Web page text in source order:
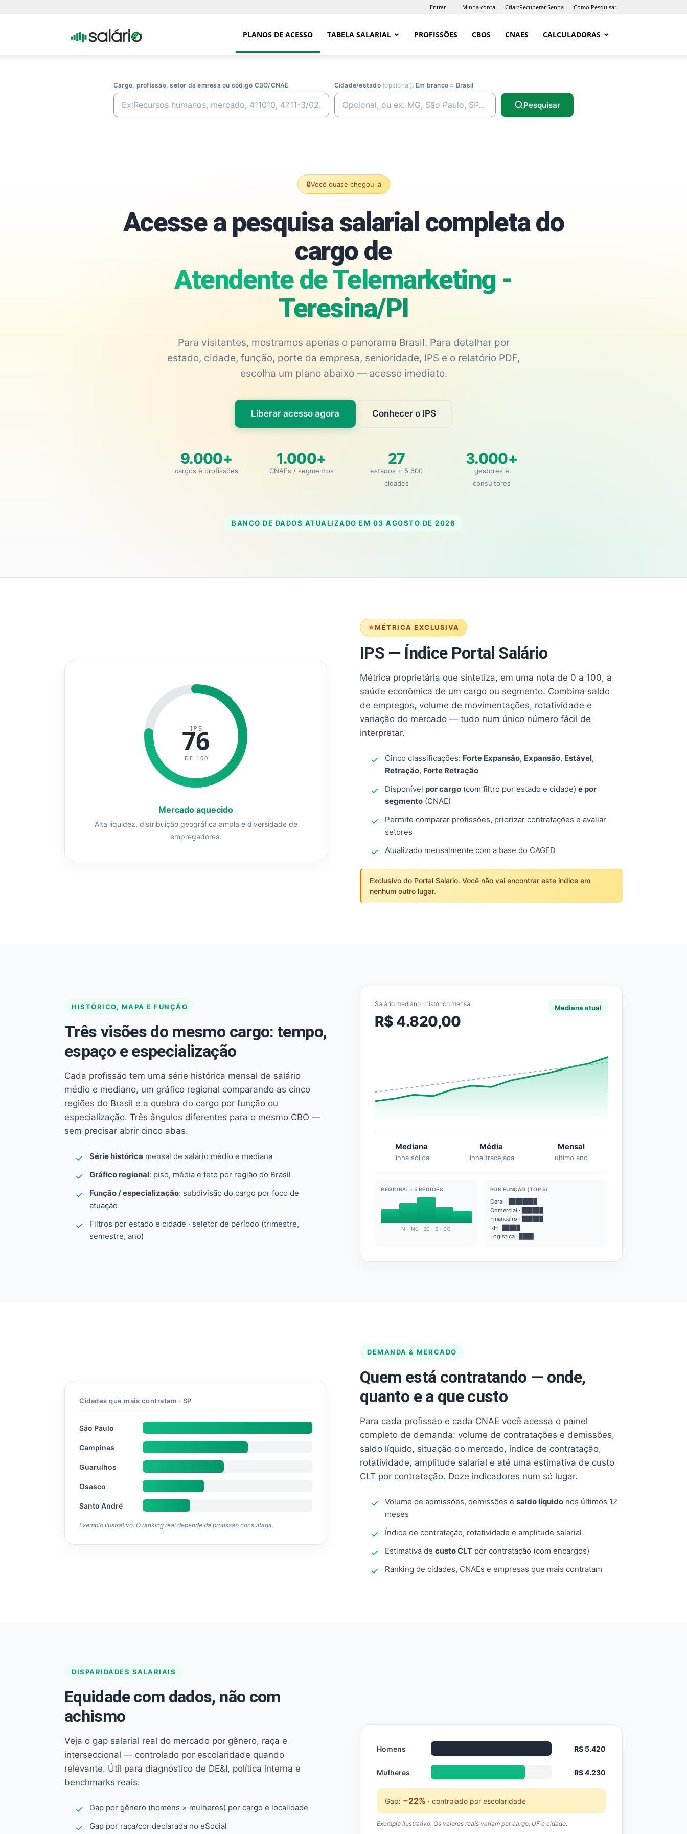
Entrar Minha conta Criar/Recuperar Senha Como Pesquisar
Portal PLANOS DE ACESSO TABELA SALARIAL PROFISSÕES CBOS CNAES CALCULADORAS
Cargo, profissão, setor da emresa ou código CBO/CNAE Cidade/estado (opcional). Em branco = Brasil
Pesquisar
🔒Você quase chegou lá
Acesse a pesquisa salarial completa do
cargo de
Atendente de Telemarketing -
Teresina/PI
Para visitantes, mostramos apenas o panorama Brasil. Para detalhar por
estado, cidade, função, porte da empresa, senioridade, IPS e o relatório PDF,
escolha um plano abaixo — acesso imediato.
Liberar acesso agora Conhecer o IPS
9.000+
cargos e profissões
1.000+
CNAEs / segmentos
27
estados + 5.600
cidades
3.000+
gestores e
consultores
BANCO DE DADOS ATUALIZADO EM 03 AGOSTO DE 2026
MÉTRICA EXCLUSIVA
IPS — Índice Portal Salário
Métrica proprietária que sintetiza, em uma nota de 0 a 100, a
saúde econômica de um cargo ou segmento. Combina saldo
de empregos, volume de movimentações, rotatividade e
variação do mercado — tudo num único número fácil de
interpretar.
Cinco classificações: Forte Expansão, Expansão, Estável,
Retração, Forte Retração
Disponível por cargo (com filtro por estado e cidade) e por
segmento (CNAE)
Permite comparar profissões, priorizar contratações e avaliar
setores
Atualizado mensalmente com a base do CAGED
Exclusivo do Portal Salário. Você não vai encontrar este índice em
nenhum outro lugar.
IPS
76
DE 100
Mercado aquecido
Alta liquidez, distribuição geográfica ampla e diversidade de
empregadores.
HISTÓRICO, MAPA E FUNÇÃO
Três visões do mesmo cargo: tempo,
espaço e especialização
Cada profissão tem uma série histórica mensal de salário
médio e mediano, um gráfico regional comparando as cinco
regiões do Brasil e a quebra do cargo por função ou
especialização. Três ângulos diferentes para o mesmo CBO —
sem precisar abrir cinco abas.
Série histórica mensal de salário médio e mediana
Gráfico regional: piso, média e teto por região do Brasil
Função / especialização: subdivisão do cargo por foco de
atuação
Filtros por estado e cidade · seletor de período (trimestre,
semestre, ano)
Salário mediano · histórico mensal
R$ 4.820,00
Mediana atual
Mediana
linha sólida
Média
linha tracejada
Mensal
último ano
REGIONAL · 5 REGIÕES
N · NE · SE · S · CO
POR FUNÇÃO (TOP 5)
Geral · ████████
Comercial · ██████
Financeiro · ██████
RH · █████
Logística · ████
DEMANDA & MERCADO
Quem está contratando — onde,
quanto e a que custo
Para cada profissão e cada CNAE você acessa o painel
completo de demanda: volume de contratações e demissões,
saldo líquido, situação do mercado, índice de contratação,
rotatividade, amplitude salarial e até uma estimativa de custo
CLT por contratação. Doze indicadores num só lugar.
Volume de admissões, demissões e saldo líquido nos últimos 12
meses
Índice de contratação, rotatividade e amplitude salarial
Estimativa de custo CLT por contratação (com encargos)
Ranking de cidades, CNAEs e empresas que mais contratam
Cidades que mais contratam · SP
São Paulo
Campinas
Guarulhos
Osasco
Santo André
Exemplo ilustrativo. O ranking real depende da profissão consultada.
DISPARIDADES SALARIAIS
Equidade com dados, não com
achismo
Veja o gap salarial real do mercado por gênero, raça e
interseccional — controlado por escolaridade quando
relevante. Útil para diagnóstico de DE&I, política interna e
benchmarks reais.
Gap por gênero (homens × mulheres) por cargo e localidade
Gap por raça/cor declarada no eSocial
Homens R$ 5.420
Mulheres R$ 4.230
Gap: −22% · controlado por escolaridade
Exemplo ilustrativo. Os valores reais variam por cargo, UF e cidade.